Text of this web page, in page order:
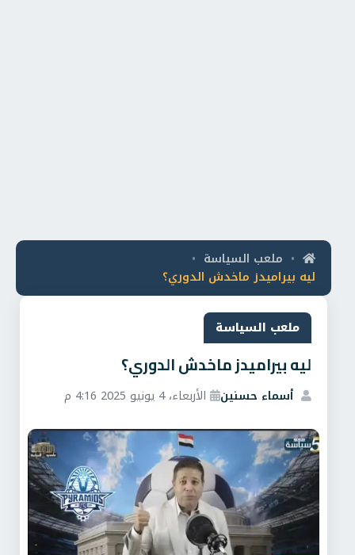
• ملعب السياسة •
ليه بيراميدز ماخدش الدوري؟
ملعب السياسة
ليه بيراميدز ماخدش الدوري؟
أسماء حسنين الأربعاء، 4 يونيو 2025 4:16 م